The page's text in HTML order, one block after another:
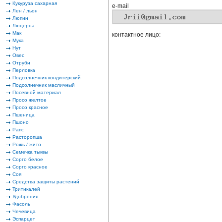
Кукуруза сахарная
Лен / льон
Люпин
Люцерна
Мак
Мука
Нут
Овес
Отруби
Перловка
Подсолнечник кондитерский
Подсолнечник масличный
Посевной материал
Просо желтое
Просо красное
Пшеница
Пшоно
Рапс
Расторопша
Рожь / жито
Семечка тыквы
Сорго белое
Сорго красное
Соя
Средства защиты растений
Тритикалей
Удобрения
Фасоль
Чечевица
Эспарцет
e-mail
контактное лицо: